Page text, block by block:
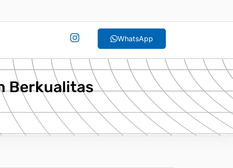
WhatsApp
Berkualitas